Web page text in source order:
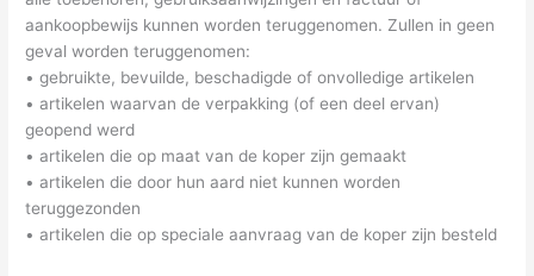
aankoopbewijs kunnen worden teruggenomen. Zullen in geen
geval worden teruggenomen:
• gebruikte, bevuilde, beschadigde of onvolledige artikelen
• artikelen waarvan de verpakking (of een deel ervan)
geopend werd
• artikelen die op maat van de koper zijn gemaakt
• artikelen die door hun aard niet kunnen worden
teruggezonden
• artikelen die op speciale aanvraag van de koper zijn besteld